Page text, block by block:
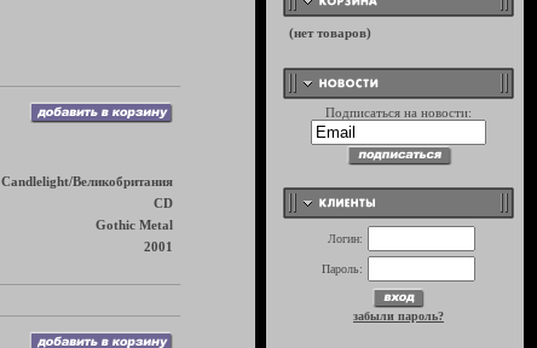
Candlelight/Великобритания
CD
Gothic Metal
2001
Подписаться на новости:
Логин:
Пароль:
забыли пароль?